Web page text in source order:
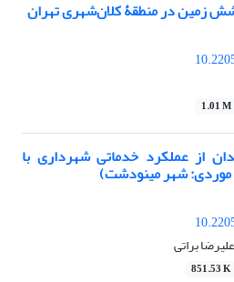
زمین در منطقۀ کلان‌شهری تهران
1.01 M
از عملکرد خدماتی شهرداری با
موردی: شهر مینودشت)
براتی
851.53 K